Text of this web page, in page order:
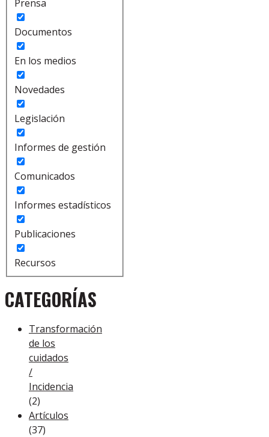
Prensa
Documentos
En los medios
Novedades
Legislación
Informes de gestión
Comunicados
Informes estadísticos
Publicaciones
Recursos
CATEGORÍAS
Transformación
de los
cuidados
/
Incidencia
(2)
Artículos
(37)